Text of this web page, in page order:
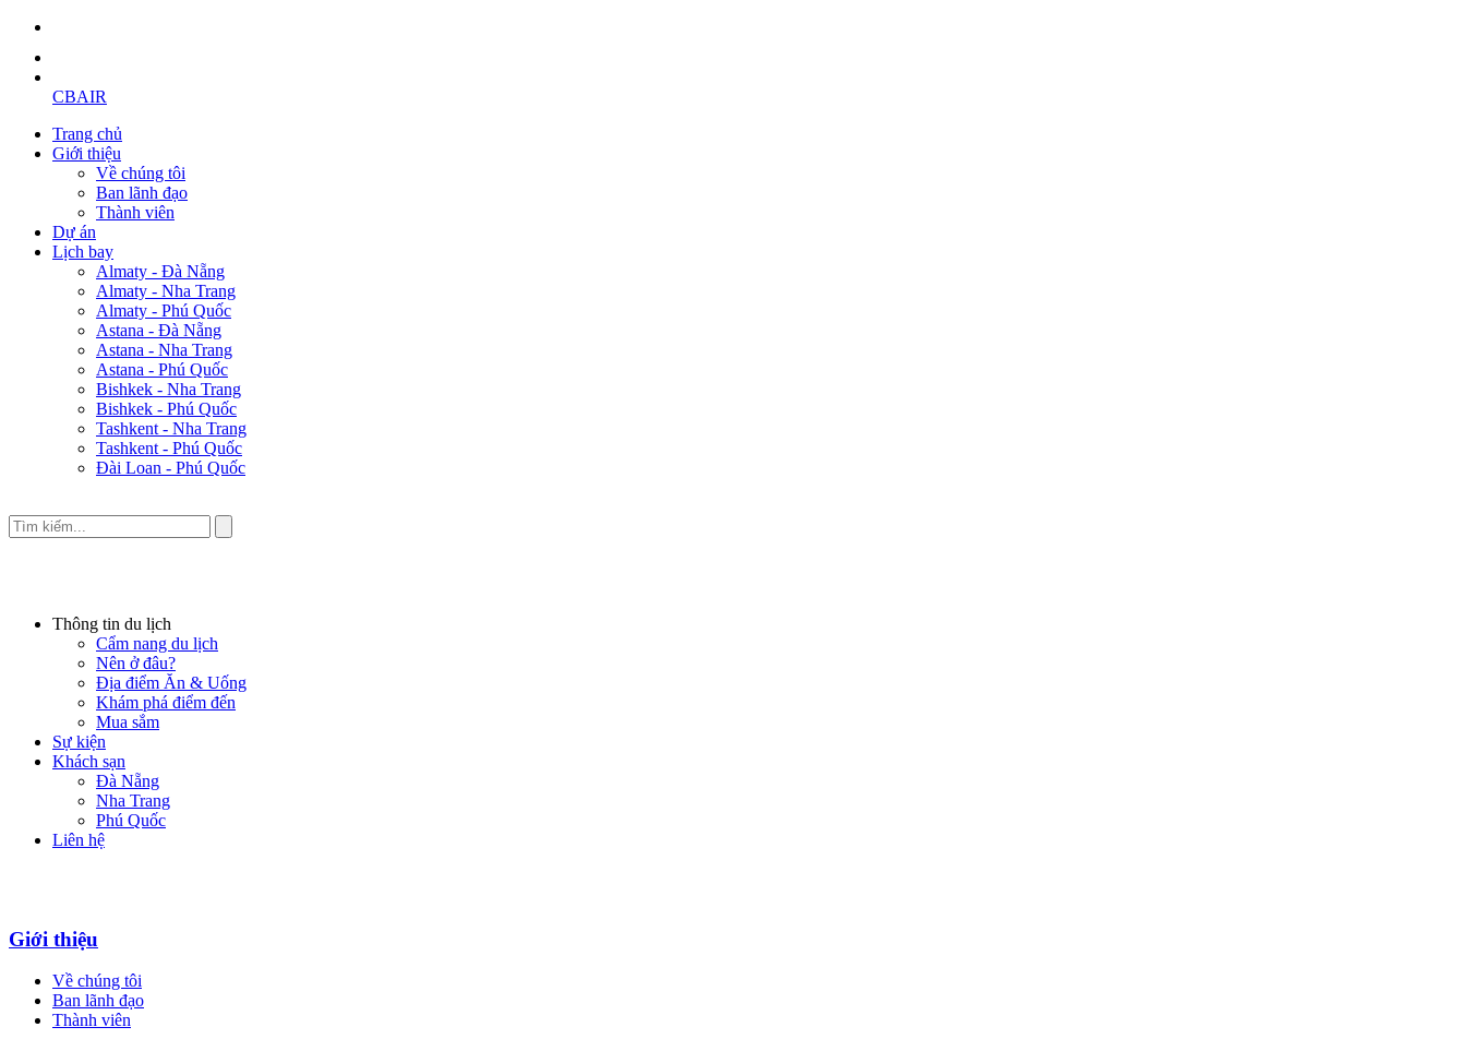
CBAIR
Trang chủ
Giới thiệu
Về chúng tôi
Ban lãnh đạo
Thành viên
Dự án
Lịch bay
Almaty - Đà Nẵng
Almaty - Nha Trang
Almaty - Phú Quốc
Astana - Đà Nẵng
Astana - Nha Trang
Astana - Phú Quốc
Bishkek - Nha Trang
Bishkek - Phú Quốc
Tashkent - Nha Trang
Tashkent - Phú Quốc
Đài Loan - Phú Quốc
Thông tin du lịch
Cẩm nang du lịch
Nên ở đâu?
Địa điểm Ăn & Uống
Khám phá điểm đến
Mua sắm
Sự kiện
Khách sạn
Đà Nẵng
Nha Trang
Phú Quốc
Liên hệ
Giới thiệu
Về chúng tôi
Ban lãnh đạo
Thành viên